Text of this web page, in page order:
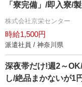
「寮完備」/即入寮/
株式会社京栄センター
時給1,500円
派遣社員 / 神奈川県
深夜帯だけ!週2～
し/絶品まかないが1